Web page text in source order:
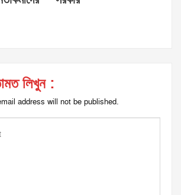
লিখুন :
address will not be published.